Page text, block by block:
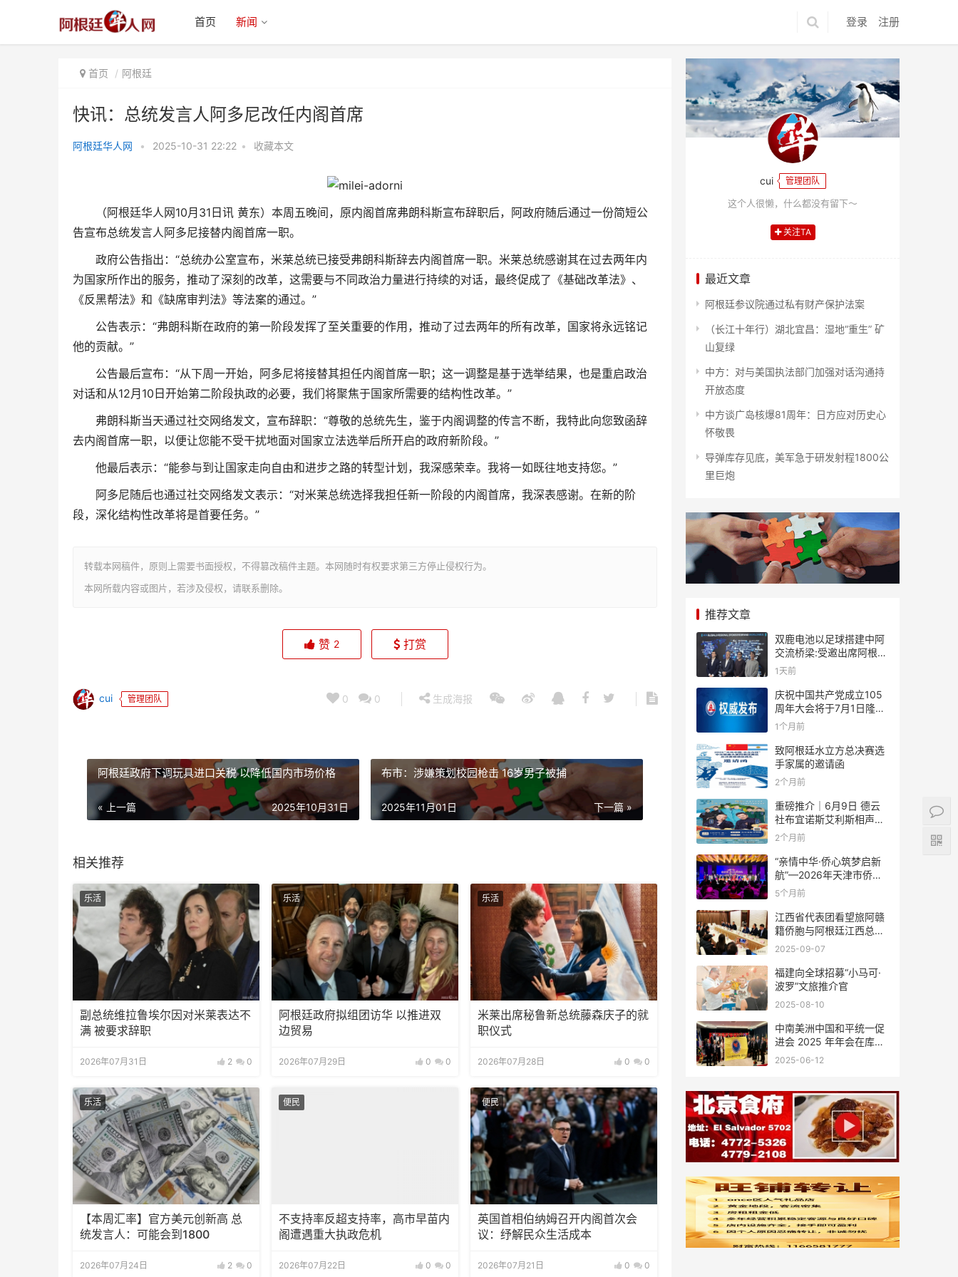
登录 注册
首页 新闻
首页 阿根廷
快讯：总统发言人阿多尼改任内阁首席
阿根廷华人网 • 2025-10-31 22:22 • 收藏本文
（阿根廷华人网10月31日讯 黄东）本周五晚间，原内阁首席弗朗科斯宣布辞职后，阿政府随后通过一份简短公
告宣布总统发言人阿多尼接替内阁首席一职。
政府公告指出：“总统办公室宣布，米莱总统已接受弗朗科斯辞去内阁首席一职。米莱总统感谢其在过去两年内
为国家所作出的服务，推动了深刻的改革，这需要与不同政治力量进行持续的对话，最终促成了《基础改革法》、
《反黑帮法》和《缺席审判法》等法案的通过。”
公告表示：“弗朗科斯在政府的第一阶段发挥了至关重要的作用，推动了过去两年的所有改革，国家将永远铭记
他的贡献。”
公告最后宣布：“从下周一开始，阿多尼将接替其担任内阁首席一职；这一调整是基于选举结果，也是重启政治
对话和从12月10日开始第二阶段执政的必要，我们将聚焦于国家所需要的结构性改革。”
弗朗科斯当天通过社交网络发文，宣布辞职：“尊敬的总统先生，鉴于内阁调整的传言不断，我特此向您致函辞
去内阁首席一职，以便让您能不受干扰地面对国家立法选举后所开启的政府新阶段。”
他最后表示：“能参与到让国家走向自由和进步之路的转型计划，我深感荣幸。我将一如既往地支持您。”
阿多尼随后也通过社交网络发文表示：“对米莱总统选择我担任新一阶段的内阁首席，我深表感谢。在新的阶
段，深化结构性改革将是首要任务。”
转载本网稿件，原则上需要书面授权，不得篡改稿件主题。本网随时有权要求第三方停止侵权行为。
本网所载内容或图片，若涉及侵权，请联系删除。
赞 2 打赏
cui 管理团队 0 0 生成海报
阿根廷政府下调玩具进口关税 以降低国内市场价格
« 上一篇 2025年10月31日
布市：涉嫌策划校园枪击 16岁男子被捕
下一篇 »
2025年11月01日
相关推荐
乐活
副总统维拉鲁埃尔因对米莱表达不
满 被要求辞职
2026年07月31日 2 0
乐活
阿根廷政府拟组团访华 以推进双
边贸易
2026年07月29日 0 0
乐活
米莱出席秘鲁新总统藤森庆子的就
职仪式
2026年07月28日 0 0
乐活
【本周汇率】官方美元创新高 总
统发言人：可能会到1800
2026年07月24日 2 0
便民
不支持率反超支持率，高市早苗内
阁遭遇重大执政危机
2026年07月22日 0 0
便民
英国首相伯纳姆召开内阁首次会
议：纾解民众生活成本
2026年07月21日 0 0
cui 管理团队
这个人很懒，什么都没有留下～
关注TA
最近文章
阿根廷参议院通过私有财产保护法案
（长江十年行）湖北宜昌：湿地“重生” 矿
山复绿
中方：对与美国执法部门加强对话沟通持
开放态度
中方谈广岛核爆81周年：日方应对历史心
怀敬畏
导弹库存见底，美军急于研发射程1800公
里巨炮
推荐文章
双鹿电池以足球搭建中阿
交流桥梁:受邀出席阿根廷
足协赞助商招待会！
1天前
庆祝中国共产党成立105
周年大会将于7月1日隆重
举行
1个月前
致阿根廷水立方总决赛选
手家属的邀请函
2个月前
重磅推介｜6月9日 德云
社布宜诺斯艾利斯相声专
场！国风曲艺邂逅南美风
结！
2个月前
“亲情中华·侨心筑梦启新
航”—2026年天津市侨界
新春联谊活动成功举办
5个月前
江西省代表团看望旅阿赣
籍侨胞与阿根廷江西总商
会座谈
2025-09-07
福建向全球招募“小马可·
波罗”文旅推介官
2025-08-10
中南美洲中国和平统一促
进会 2025 年年会在库拉
索圆满举行，共绘反“独”
2025-06-12